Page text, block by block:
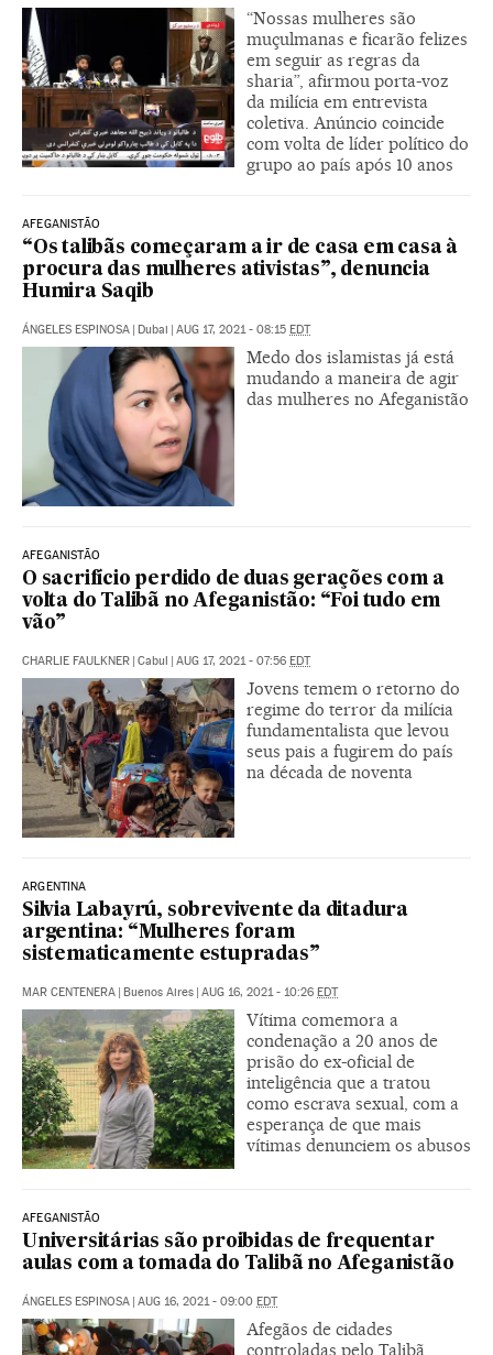
“Nossas mulheres são
muçulmanas e ficarão felizes
em seguir as regras da
sharia”, afirmou porta-voz
da milícia em entrevista
coletiva. Anúncio coincide
com volta de líder político do
grupo ao país após 10 anos
AFEGANISTÃO
“Os talibãs começaram a ir de casa em casa à
procura das mulheres ativistas”, denuncia
Humira Saqib
ÁNGELES ESPINOSA | Dubai | AUG 17, 2021 - 08:15 EDT
Medo dos islamistas já está
mudando a maneira de agir
das mulheres no Afeganistão
AFEGANISTÃO
O sacrifício perdido de duas gerações com a
volta do Talibã no Afeganistão: “Foi tudo em
vão”
CHARLIE FAULKNER | Cabul | AUG 17, 2021 - 07:56 EDT
Jovens temem o retorno do
regime do terror da milícia
fundamentalista que levou
seus pais a fugirem do país
na década de noventa
ARGENTINA
Silvia Labayrú, sobrevivente da ditadura
argentina: “Mulheres foram
sistematicamente estupradas”
MAR CENTENERA | Buenos Aires | AUG 16, 2021 - 10:26 EDT
Vítima comemora a
condenação a 20 anos de
prisão do ex-oficial de
inteligência que a tratou
como escrava sexual, com a
esperança de que mais
vítimas denunciem os abusos
AFEGANISTÃO
Universitárias são proibidas de frequentar
aulas com a tomada do Talibã no Afeganistão
ÁNGELES ESPINOSA | AUG 16, 2021 - 09:00 EDT
Afegãos de cidades
controladas pelo Talibã